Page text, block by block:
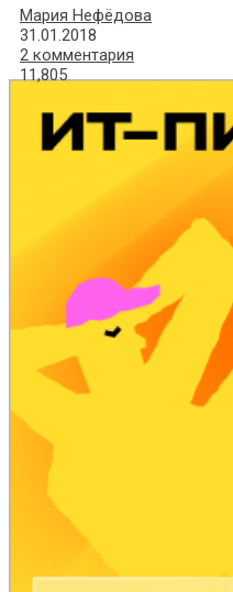
Мария Нефёдова
31.01.2018
2 комментария
11,805